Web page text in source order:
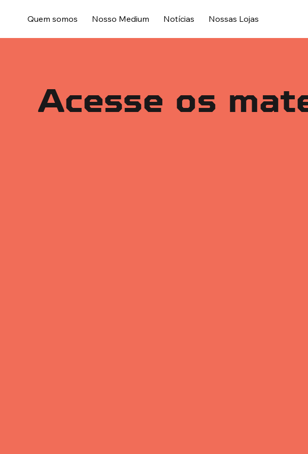
Quem somos Nosso Medium Notícias Nossas Lojas
Acesse os